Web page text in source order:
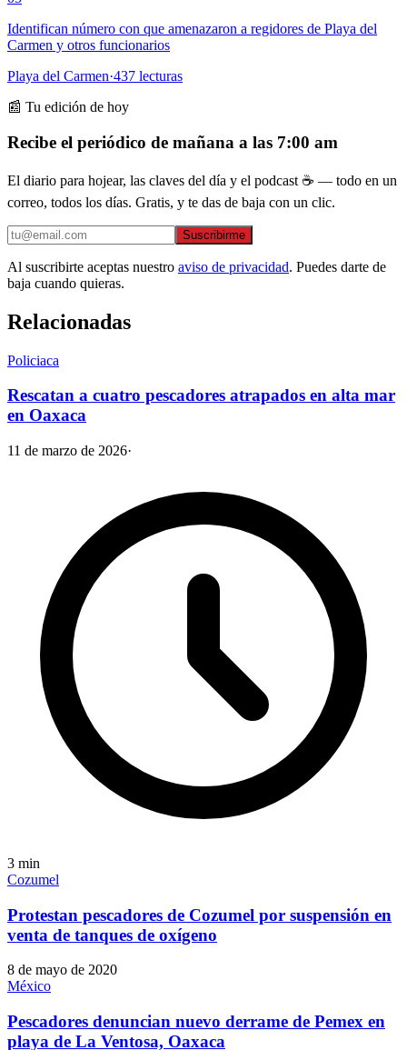
Identifican número con que amenazaron a regidores de Playa del
Carmen y otros funcionarios
Playa del Carmen·437 lecturas
📰 Tu edición de hoy
Recibe el periódico de mañana a las 7:00 am
El diario para hojear, las claves del día y el podcast ☕ — todo en un
correo, todos los días. Gratis, y te das de baja con un clic.
Suscribirme
Al suscribirte aceptas nuestro aviso de privacidad. Puedes darte de
baja cuando quieras.
Relacionadas
Policiaca
Rescatan a cuatro pescadores atrapados en alta mar
en Oaxaca
11 de marzo de 2026·
3 min
Cozumel
Protestan pescadores de Cozumel por suspensión en
venta de tanques de oxígeno
8 de mayo de 2020
México
Pescadores denuncian nuevo derrame de Pemex en
playa de La Ventosa, Oaxaca